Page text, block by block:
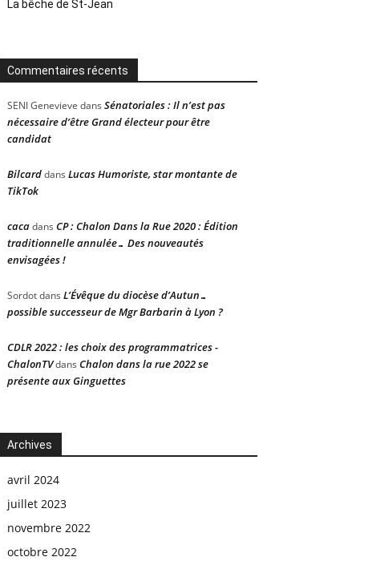
La bêche de St-Jean
Commentaires récents
SENI Genevieve dans Sénatoriales : Il n’est pas
nécessaire d’être Grand électeur pour être
candidat
Bilcarddans Lucas Humoriste, star montante de
TikTok
cacadans CP : Chalon Dans la Rue 2020 : Édition
traditionnelle annulée… Des nouveautés
envisagées !
Sordotdans L’Évêque du diocèse d’Autun…
possible successeur de Mgr Barbarin à Lyon ?
CDLR 2022 : les choix des programmatrices -
ChalonTVdans Chalon dans la rue 2022 se
présente aux Ginguettes
Archives
avril 2024
juillet 2023
novembre 2022
octobre 2022